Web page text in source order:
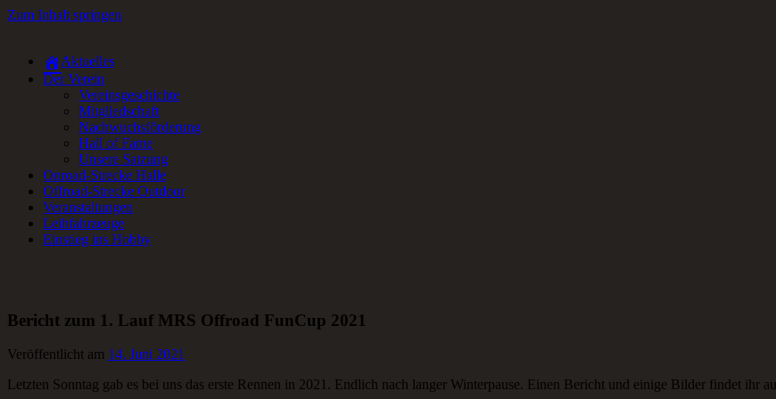
Zum Inhalt springen
RC-Car Verein in Frankfurt am Main für Offroad- und Onroad RC-Fans.
Aktuelles
Der Verein
Vereinsgeschichte
Mitgliedschaft
Nachwuchsförderung
Hall of Fame
Unsere Satzung
Onroad-Strecke Halle
Offroad-Strecke Outdoor
Veranstaltungen
Leihfahrzeuge
Einstieg ins Hobby
Bericht zum 1. Lauf MRS Offroad FunCup 2021
Veröffentlicht am 14. Juni 2021
Letzten Sonntag gab es bei uns das erste Rennen in 2021. Endlich nach langer Winterpause. Einen Bericht und einige Bilder findet ihr